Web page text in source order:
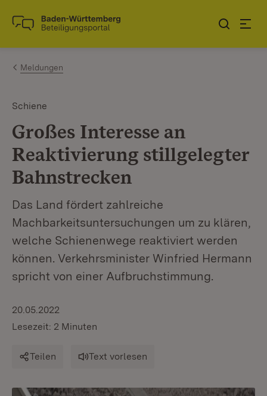
Zum Inhalt springen
Link zur Startseite
Meldungen
Schiene
Großes Interesse an
Reaktivierung stillgelegter
Bahnstrecken
Das Land fördert zahlreiche
Machbarkeitsuntersuchungen um zu klären,
welche Schienenwege reaktiviert werden
können. Verkehrsminister Winfried Hermann
spricht von einer Aufbruchstimmung.
20.05.2022
Lesezeit: 2 Minuten
Teilen Text vorlesen